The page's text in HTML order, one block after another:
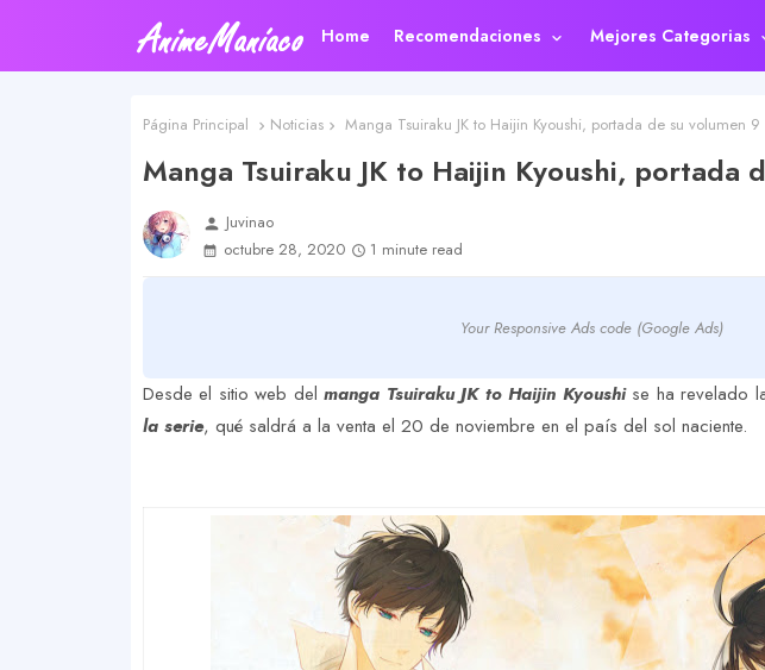
Home Recomendaciones Mejores Categorias
Página Principal Noticias Manga Tsuiraku JK to Haijin Kyoushi, portada de su volumen 9
Manga Tsuiraku JK to Haijin Kyoushi, portada
person Juvinao
octubre 28, 2020
1 minute read
Your Responsive Ads code (Google Ads)
Desde el sitio web delmanga Tsuiraku JK to Haijin Kyoushise ha revelado
la serie, qué saldrá a la venta el 20 de noviembre en el país del sol naciente.